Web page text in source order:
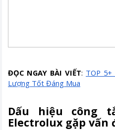
ĐỌC NGAY BÀI VIẾT: TOP 5+
Lượng Tốt Đáng Mua
Dấu hiệu công
Electrolux gặp vấn